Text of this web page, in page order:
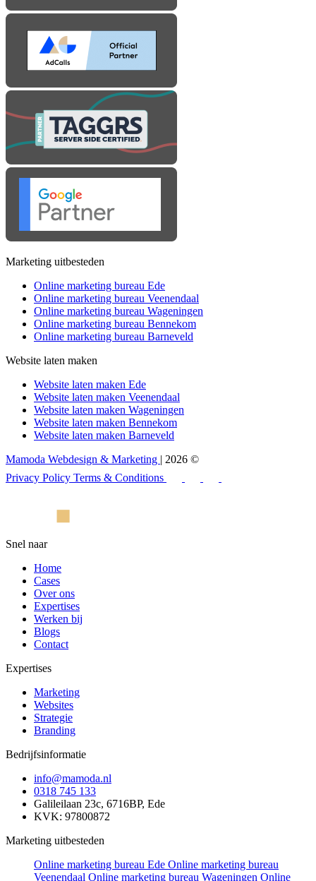
Marketing uitbesteden
Online marketing bureau Ede
Online marketing bureau Veenendaal
Online marketing bureau Wageningen
Online marketing bureau Bennekom
Online marketing bureau Barneveld
Website laten maken
Website laten maken Ede
Website laten maken Veenendaal
Website laten maken Wageningen
Website laten maken Bennekom
Website laten maken Barneveld
Mamoda Webdesign & Marketing | 2026 ©
Privacy Policy Terms & Conditions
Snel naar
Home
Cases
Over ons
Expertises
Werken bij
Blogs
Contact
Expertises
Marketing
Websites
Strategie
Branding
Bedrijfsinformatie
info@mamoda.nl
0318 745 133
Galileilaan 23c, 6716BP, Ede
KVK: 97800872
Marketing uitbesteden
Online marketing bureau Ede Online marketing bureau
Veenendaal Online marketing bureau Wageningen Online